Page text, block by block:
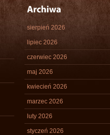
sierpień 2026
lipiec 2026
czerwiec 2026
maj 2026
kwiecień 2026
marzec 2026
luty 2026
styczeń 2026